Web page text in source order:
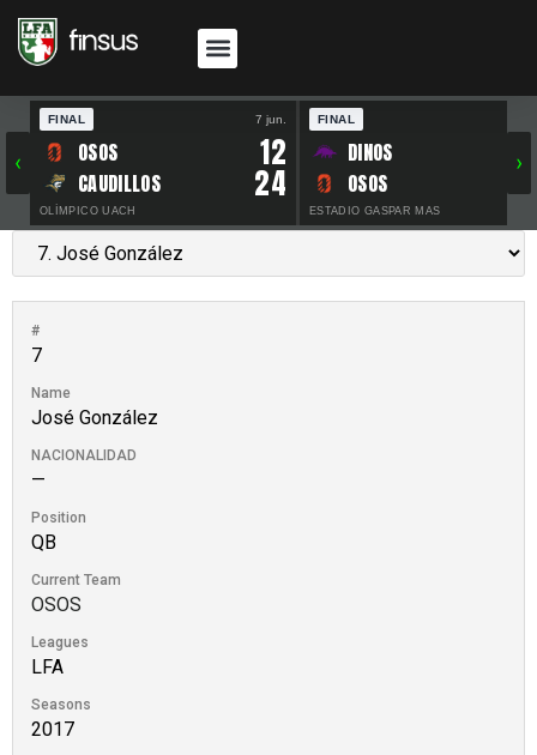
‹
FINAL 7 jun.
OSOS 12
CAUDILLOS 24
OLÍMPICO UACH
FINAL
DINOS
OSOS
ESTADIO GASPAR MAS
›
#
7
Name
José González
NACIONALIDAD
—
Position
QB
Current Team
OSOS
Leagues
LFA
Seasons
2017